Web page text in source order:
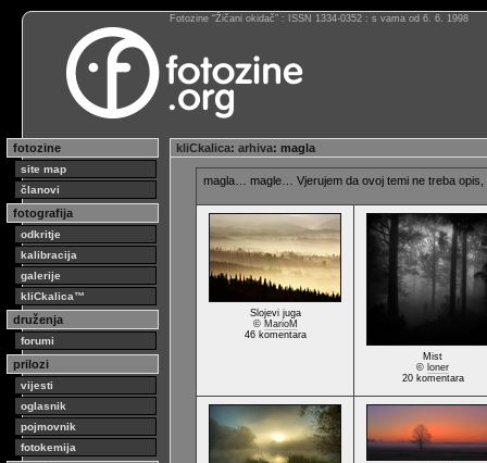
Fotozine “Žičani okidač” : ISSN 1334-0352 : s vama od 6. 6. 1998
fotozine
site map
članovi
fotografija
odkritje
kalibracija
galerije
kliCkalica™
druženja
forumi
prilozi
vijesti
oglasnik
pojmovnik
fotokemija
kliCkalica: arhiva: magla
magla… magle… Vjerujem da ovoj temi ne treba opis,
Slojevi juga
© MarioM
46 komentara
Mist
© loner
20 komentara